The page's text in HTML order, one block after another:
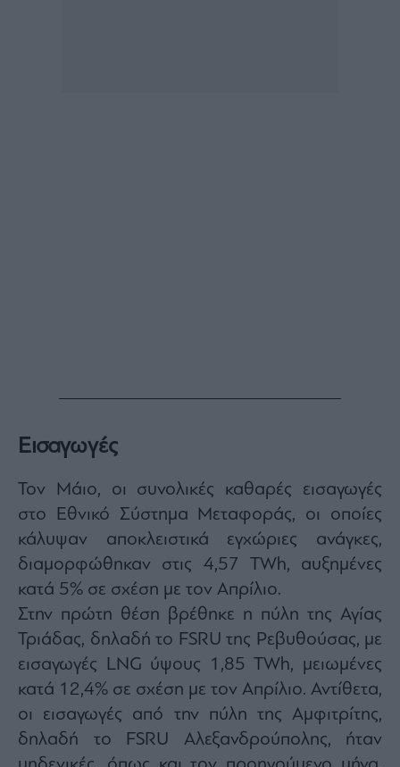
Εισαγωγές
Τον Μάιο, οι συνολικές καθαρές εισαγωγές
στο Εθνικό Σύστημα Μεταφοράς, οι οποίες
κάλυψαν αποκλειστικά εγχώριες ανάγκες,
διαμορφώθηκαν στις 4,57 TWh, αυξημένες
κατά 5% σε σχέση με τον Απρίλιο.
Στην πρώτη θέση βρέθηκε η πύλη της Αγίας
Τριάδας, δηλαδή το FSRU της Ρεβυθούσας, με
εισαγωγές LNG ύψους 1,85 TWh, μειωμένες
κατά 12,4% σε σχέση με τον Απρίλιο. Αντίθετα,
οι εισαγωγές από την πύλη της Αμφιτρίτης,
δηλαδή το FSRU Αλεξανδρούπολης, ήταν